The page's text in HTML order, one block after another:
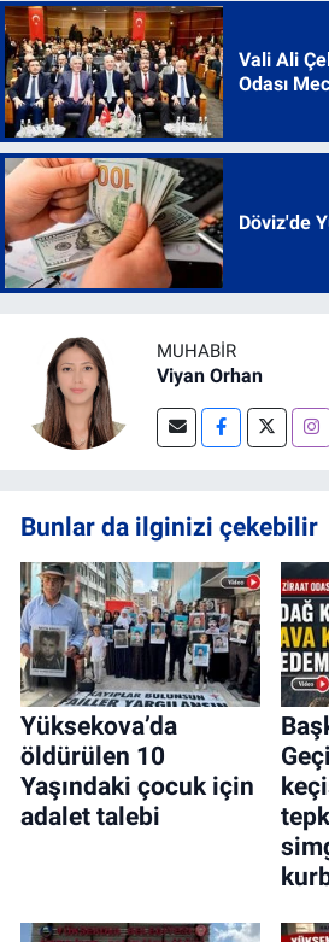
Vali Ali
Odası
Döviz'de
MUHABIR
Viyan Orhan
Bunlar da ilginizi çekebilir
Yüksekova’da
öldürülen 10
Yaşındaki çocuk için
adalet talebi